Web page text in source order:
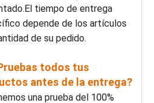
tiempo de entrega
depende de los artículos
de su pedido.
todos tus
antes de la entrega?
una prueba del 100%